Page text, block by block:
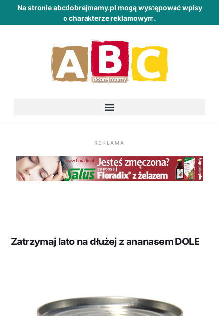
Na stronie abcdobrejmamy.pl mogą występować wpisy
o charakterze reklamowym.
REKLAMA
Zatrzymaj lato na dłużej z ananasem DOLE